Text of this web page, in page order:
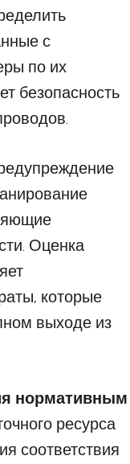
с
по их
безопасность
Оценка
которые
выходе из
нормативным
ресурса
соответствия